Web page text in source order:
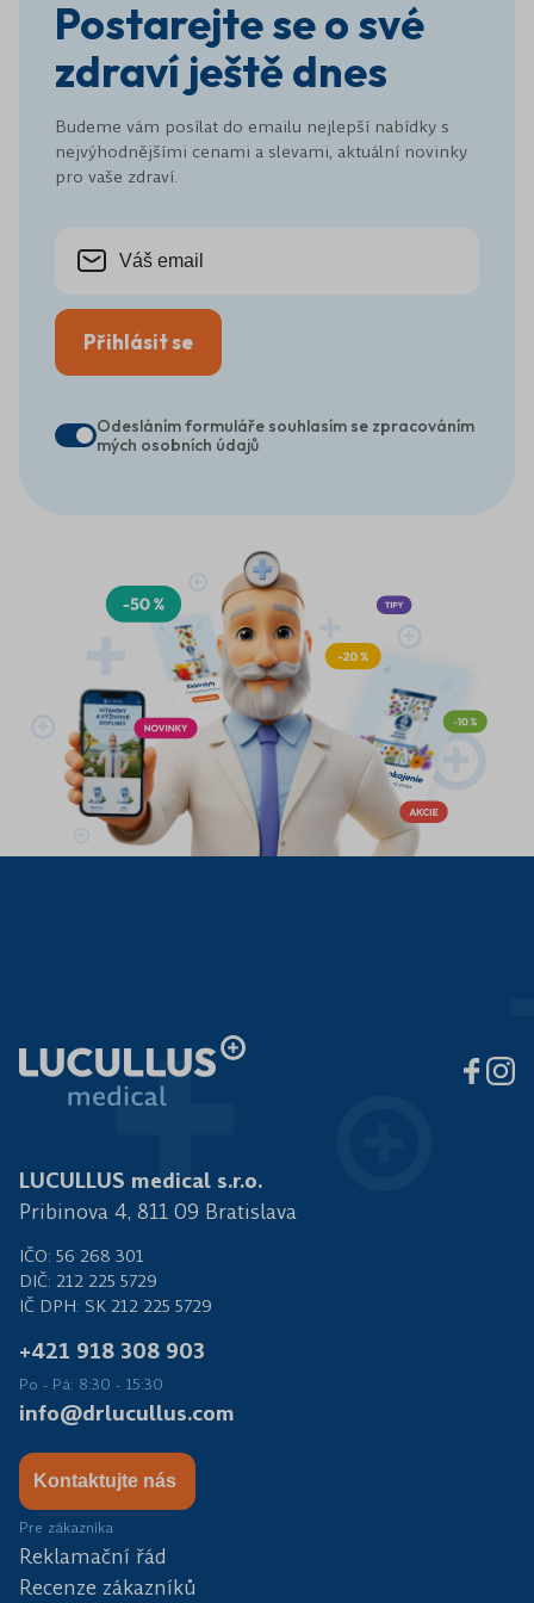
Postarejte se o své
zdraví ještě dnes
Budeme vám posílat do emailu nejlepší nabídky s
nejvýhodnějšími cenami a slevami, aktuální novinky
pro vaše zdraví.
Přihlásit se
Odesláním formuláře souhlasím se zpracováním
mých osobních údajů
LUCULLUS medical s.r.o.
Pribinova 4, 811 09 Bratislava
IČO: 56 268 301
DIČ: 212 225 5729
IČ DPH: SK 212 225 5729
+421 918 308 903
Po - Pá: 8:30 - 15:30
info@drlucullus.com
Kontaktujte nás
Pre zákazníka
Reklamační řád
Recenze zákazníků